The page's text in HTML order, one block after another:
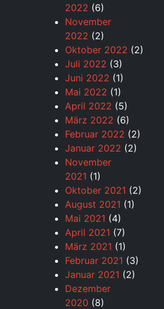
2022 (6)
November
2022 (2)
Oktober 2022 (2)
Juli 2022 (3)
Juni 2022 (1)
Mai 2022 (1)
April 2022 (5)
März 2022 (6)
Februar 2022 (2)
Januar 2022 (2)
November
2021 (1)
Oktober 2021 (2)
August 2021 (1)
Mai 2021 (4)
April 2021 (7)
März 2021 (1)
Februar 2021 (3)
Januar 2021 (2)
Dezember
2020 (8)